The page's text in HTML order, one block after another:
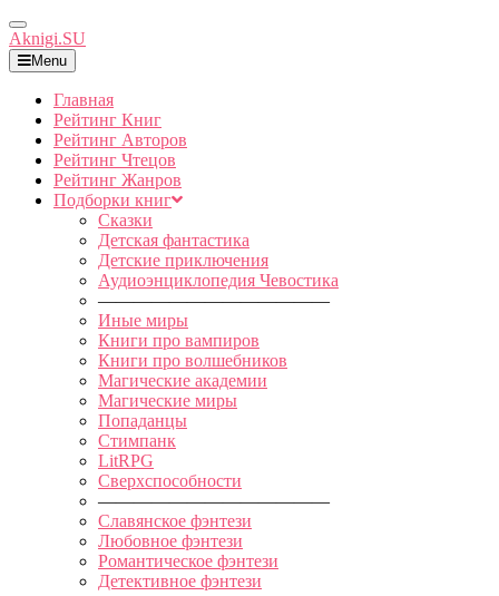
Toggle
Navigation
Aknigi.SU
Menu
Главная
Рейтинг Книг
Рейтинг Авторов
Рейтинг Чтецов
Рейтинг Жанров
Подборки книг
Сказки
Детская фантастика
Детские приключения
Аудиоэнциклопедия Чевостика
—————————————
Иные миры
Книги про вампиров
Книги про волшебников
Магические академии
Магические миры
Попаданцы
Стимпанк
LitRPG
Сверхспособности
—————————————
Славянское фэнтези
Любовное фэнтези
Романтическое фэнтези
Детективное фэнтези